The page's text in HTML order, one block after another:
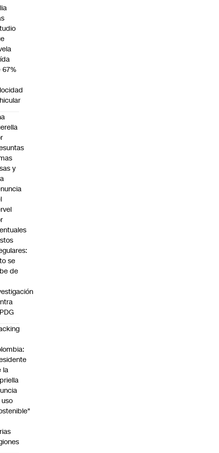
67%
y
se
de
la